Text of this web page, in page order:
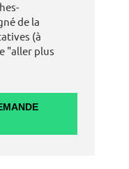
de la
(à
"aller plus